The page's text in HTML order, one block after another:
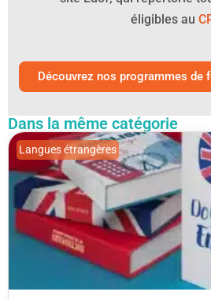
éligibles au
Découvrez nos programmes de
Dans la même catégorie
Langues étrangères